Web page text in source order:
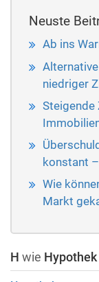
Neuste
Ab ins
niedriger
Steigende
konstant
Wie
Markt
H wie Hypothek